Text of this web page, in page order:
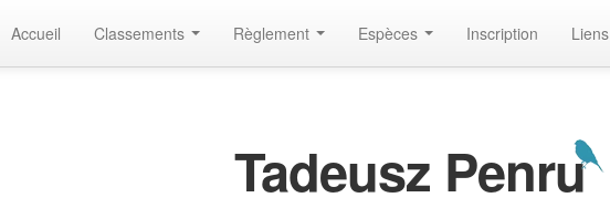
Accueil Classements Règlement Espèces Inscription Liens
Tadeusz Penru